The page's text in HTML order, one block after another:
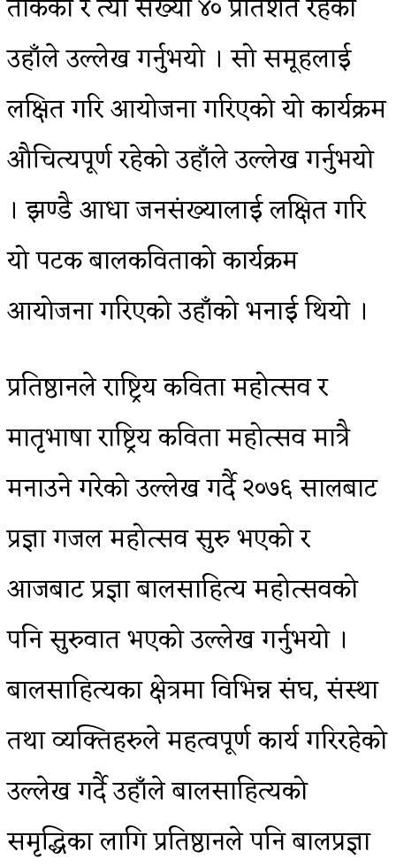
तोकेको र त्यो संख्या ४० प्रतिशत रहेको
उहाँले उल्लेख गर्नुभयो । सो समूहलाई
लक्षित गरि आयोजना गरिएको यो कार्यक्रम
औचित्यपूर्ण रहेको उहाँले उल्लेख गर्नुभयो
। झण्डै आधा जनसंख्यालाई लक्षित गरि
यो पटक बालकविताको कार्यक्रम
आयोजना गरिएको उहाँको भनाई थियो ।
प्रतिष्ठानले राष्ट्रिय कविता महोत्सव र
मातृभाषा राष्ट्रिय कविता महोत्सव मात्रै
मनाउने गरेको उल्लेख गर्दै २०७६ सालबाट
प्रज्ञा गजल महोत्सव सुरु भएको र
आजबाट प्रज्ञा बालसाहित्य महोत्सवको
पनि सुरुवात भएको उल्लेख गर्नुभयो ।
बालसाहित्यका क्षेत्रमा विभिन्न संघ, संस्था
तथा व्यक्तिहरुले महत्वपूर्ण कार्य गरिरहेको
उल्लेख गर्दै उहाँले बालसाहित्यको
समृद्धिका लागि प्रतिष्ठानले पनि बालप्रज्ञा